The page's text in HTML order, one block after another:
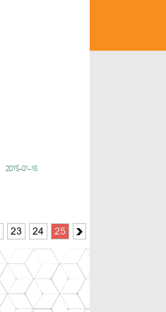
2015-01-16
23 24 25 